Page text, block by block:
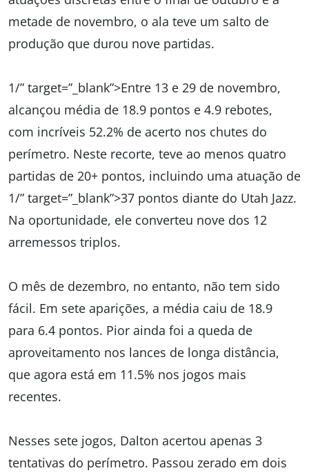
metade de novembro, o ala teve um salto de
produção que durou nove partidas.
1/” target=”_blank”>Entre 13 e 29 de novembro,
alcançou média de 18.9 pontos e 4.9 rebotes,
com incríveis 52.2% de acerto nos chutes do
perímetro. Neste recorte, teve ao menos quatro
partidas de 20+ pontos, incluindo uma atuação de
1/” target=”_blank”>37 pontos diante do Utah Jazz.
Na oportunidade, ele converteu nove dos 12
arremessos triplos.
O mês de dezembro, no entanto, não tem sido
fácil. Em sete aparições, a média caiu de 18.9
para 6.4 pontos. Pior ainda foi a queda de
aproveitamento nos lances de longa distância,
que agora está em 11.5% nos jogos mais
recentes.
Nesses sete jogos, Dalton acertou apenas 3
tentativas do perímetro. Passou zerado em dois